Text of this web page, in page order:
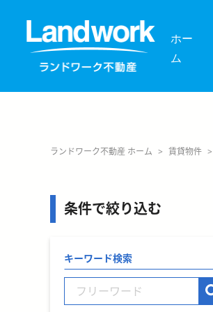
ホー
ム
ランドワーク不動産 ホーム > 賃貸物件 >
条件で絞り込む
キーワード検索